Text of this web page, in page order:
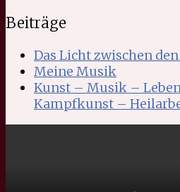
Beiträge
Das Licht zwischen
Meine Musik
Kunst – Musik –
Kampfkunst –